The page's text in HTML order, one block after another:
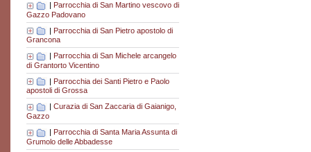
Parrocchia di San Martino vescovo di
Gazzo Padovano
| Parrocchia di San Pietro apostolo di
Grancona
Parrocchia di San Michele arcangelo
di Grantorto Vicentino
| Parrocchia dei Santi Pietro e Paolo
apostoli di Grossa
Curazia di San Zaccaria di Gaianigo,
Gazzo
| Parrocchia di Santa Maria Assunta di
Grumolo delle Abbadesse